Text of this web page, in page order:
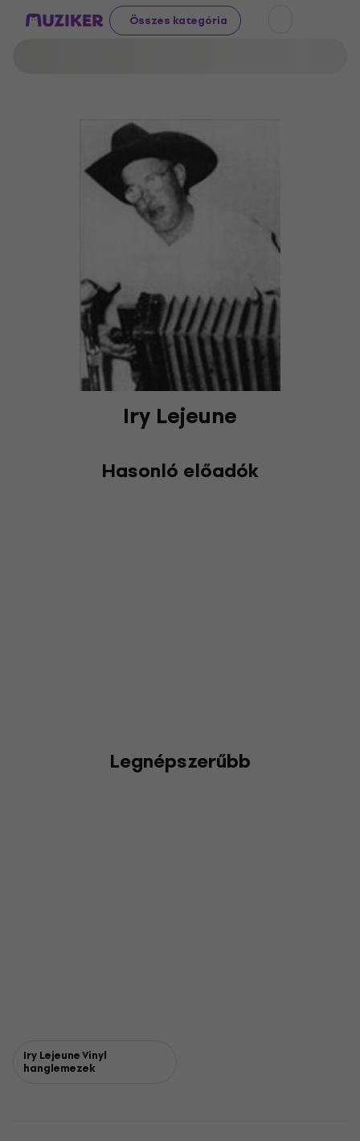
Összes kategória
Iry Lejeune
Hasonló előadók
Legnépszerűbb
Iry Lejeune Vinyl
hanglemezek